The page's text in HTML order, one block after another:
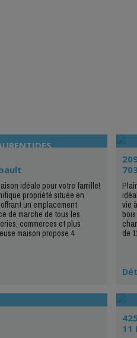
idéale pour votre famille!
propriété située en
un emplacement
de marche de tous les
commerces et plus
maison propose 4
vie
de
11